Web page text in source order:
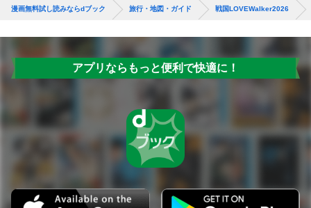
漫画無料試し読みならdブック 旅行・地図・ガイド 戦国LOVEWalker2026
アプリならもっと便利で快適に！